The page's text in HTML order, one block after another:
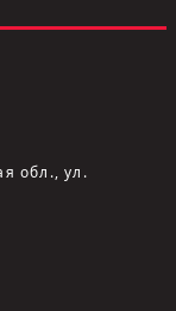
обл., ул.